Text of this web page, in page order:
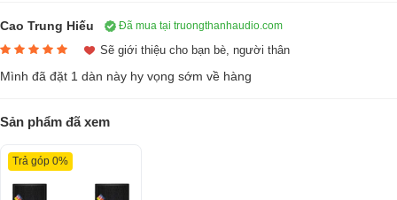
Loa Karaoke DT Delta12 (full bass 30cm, 2 đường tiếng)
Còn hàng
53.600.000₫
-50%
Đặc điểm nổi bật
Chất âm mềm mại, bass êm ái, trường âm thanh sâu, tiếng
Cao Trung Hiếu Đã mua tại truongthanhaudio.com
Sẽ giới thiệu cho bạn bè, người thân
Mình đã đặt 1 dàn này hy vọng sớm về hàng
Sản phẩm đã xem
Trả góp 0%